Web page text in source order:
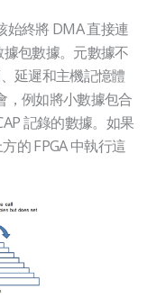
始終將 DMA 直接連
包數據。元數據不
延遲和主機記憶體
，例如將小數據包合
記錄的數據。如果
的 FPGA 中執行這